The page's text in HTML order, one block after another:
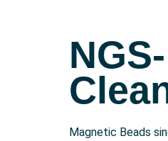
Magnetic Beads